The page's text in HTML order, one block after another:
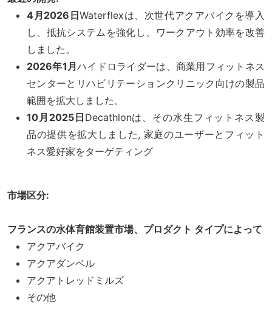
4月2026日Waterflexは、次世代アクアバイクを導入
し、抵抗システムを強化し、ワークアウト効率を改善
しました。
2026年1月ハイドロライダーは、商業用フィットネス
センターとリハビリテーションクリニック向けの製品
範囲を拡大しました。
10月2025日 Decathlonは、その水生フィットネス製
品の提供を拡大しました, 家庭のユーザーとフィット
ネス愛好家をターゲティング
市場区分:
フランスの水体育館装置市場、プロダクト タイプによって
アクアバイク
アクアダンベル
アクアトレッドミルズ
その他